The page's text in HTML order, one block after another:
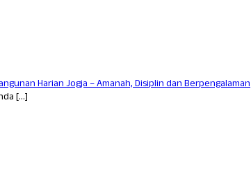
Harian Jogja – Amanah, Disiplin dan Berpengalaman
[…]